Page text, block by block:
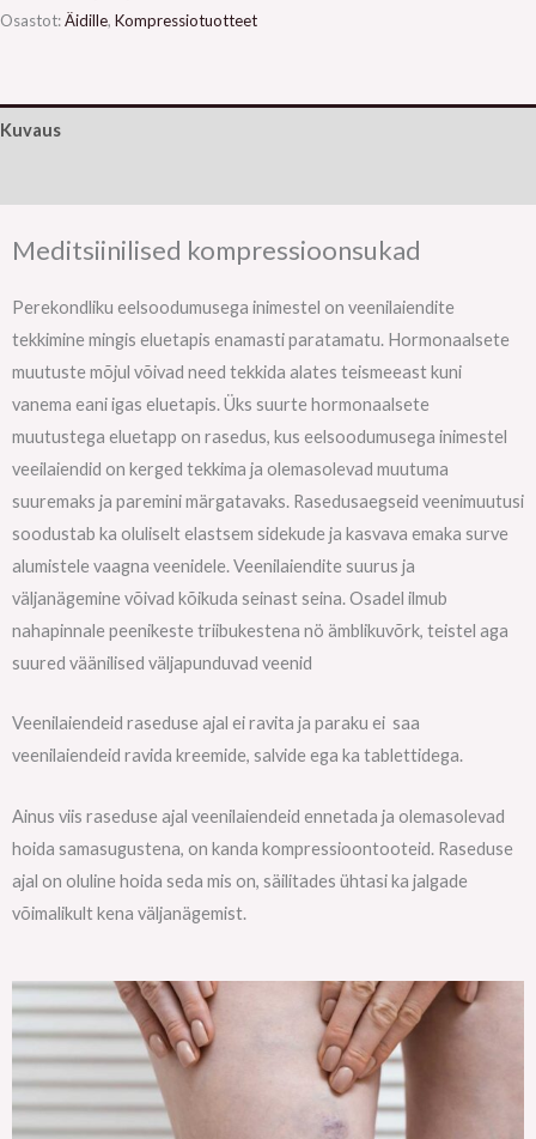
Osastot:Äidille, Kompressiotuotteet
Kuvaus
Meditsiinilised kompressioonsukad
Perekondliku eelsoodumusega inimestel on veenilaiendite
tekkimine mingis eluetapis enamasti paratamatu. Hormonaalsete
muutuste mõjul võivad need tekkida alates teismeeast kuni
vanema eani igas eluetapis. Üks suurte hormonaalsete
muutustega eluetapp on rasedus, kus eelsoodumusega inimestel
veeilaiendid on kerged tekkima ja olemasolevad muutuma
suuremaks ja paremini märgatavaks. Rasedusaegseid veenimuutusi
soodustab ka oluliselt elastsem sidekude ja kasvava emaka surve
alumistele vaagna veenidele. Veenilaiendite suurus ja
väljanägemine võivad kõikuda seinast seina. Osadel ilmub
nahapinnale peenikeste triibukestena nö ämblikuvõrk, teistel aga
suured väänilised väljapunduvad veenid
Veenilaiendeid raseduse ajal ei ravita ja paraku ei saa
veenilaiendeid ravida kreemide, salvide ega ka tablettidega.
Ainus viis raseduse ajal veenilaiendeid ennetada ja olemasolevad
hoida samasugustena, on kanda kompressioontooteid. Raseduse
ajal on oluline hoida seda mis on, säilitades ühtasi ka jalgade
võimalikult kena väljanägemist.